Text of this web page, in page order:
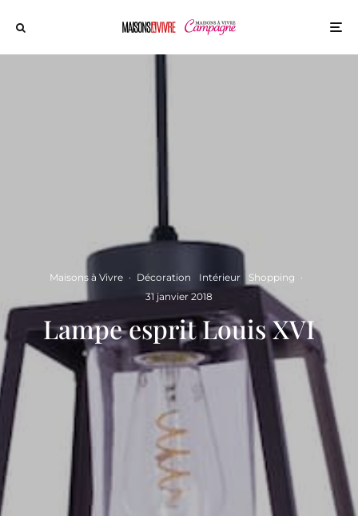
Maisons à Vivre · Décoration Intérieur Shopping ·
31 janvier 2018
Lampe esprit Louis XVI